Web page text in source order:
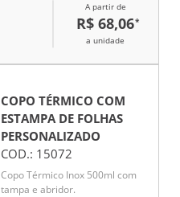
A partir de
R$ 68,06*
a unidade
COPO TÉRMICO COM
ESTAMPA DE FOLHAS
PERSONALIZADO
COD.: 15072
Copo Térmico Inox 500ml com
tampa e abridor.